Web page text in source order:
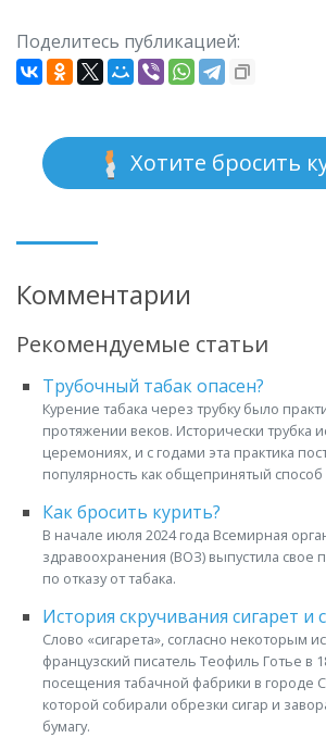
Поделитесь публикацией:
Хотите бросить
Комментарии
Рекомендуемые статьи
Трубочный табак опасен?
Курение табака через трубку было
протяжении веков. Исторически трубка
церемониях, и с годами эта практика
популярность как общепринятый способ
Как бросить курить?
В начале июля 2024 года Всемирная
здравоохранения (ВОЗ) выпустила свое
по отказу от табака.
История скручивания сигарет и
Слово «сигарета», согласно некоторым
французский писатель Теофиль Готье в
посещения табачной фабрики в городе
которой собирали обрезки сигар и
бумагу.